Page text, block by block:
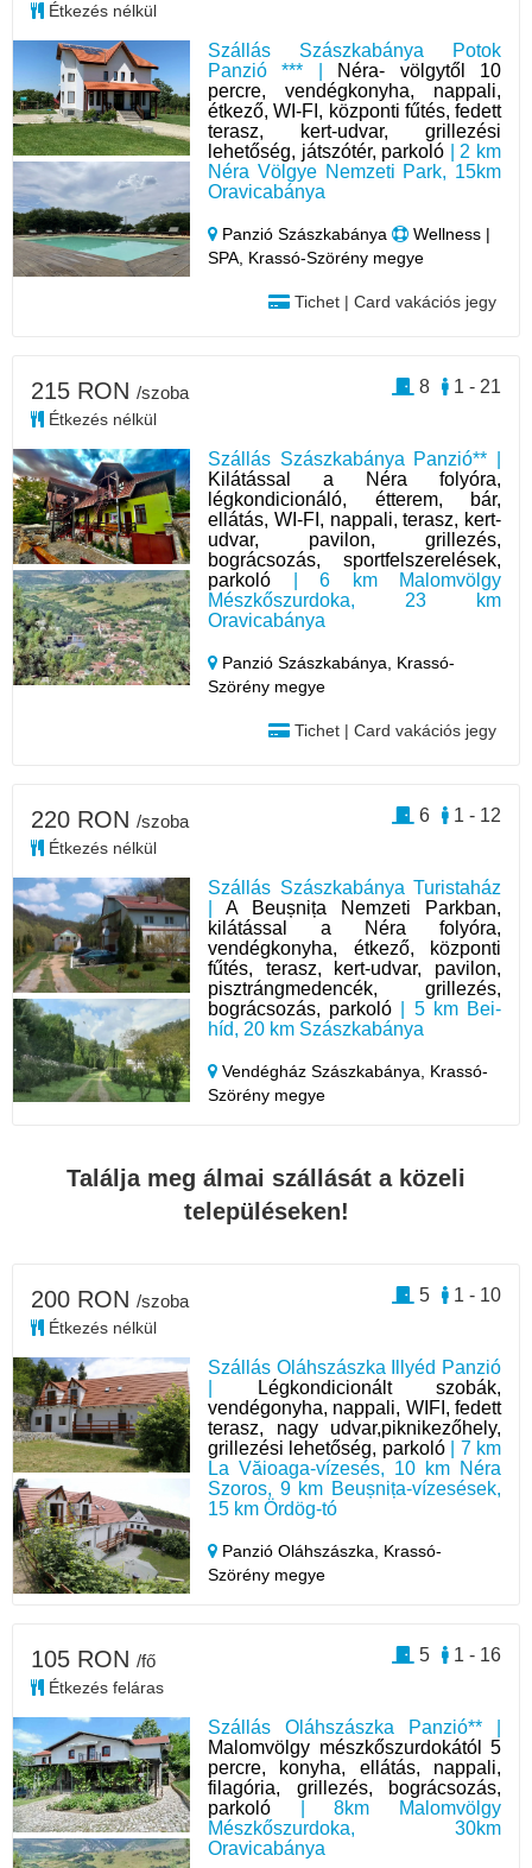
Szállás Szászkabánya Potok
Panzió *** |
Néra- völgytől 10
percre, vendégkonyha, nappali,
étkező, WI-FI, központi fűtés, fedett
terasz, kert-udvar, grillezési
lehetőség, játszótér, parkoló | 2 km
Néra Völgye Nemzeti Park, 15km
Oravicabánya
Panzió Szászkabánya
Wellness |
SPA, Krassó-Szörény megye
Tichet | Card vakációs jegy
Étkezés nélkül
Szállás Szászkabánya Panzió** |
Kilátással a Néra folyóra,
légkondicionáló, étterem, bár,
ellátás, WI-FI, nappali, terasz, kert-
udvar, pavilon, grillezés,
bográcsozás, sportfelszerelések,
parkoló | 6 km Malomvölgy
Mészkőszurdoka, 23 km
Oravicabánya
Panzió Szászkabánya, Krassó-
Szörény megye
Tichet | Card vakációs jegy
215 RON /szoba
Étkezés nélkül
1 - 21
8
Szállás Szászkabánya Turistaház
|A Beușnița Nemzeti Parkban,
kilátással a Néra folyóra,
vendégkonyha, étkező, központi
fűtés, terasz, kert-udvar, pavilon,
pisztrángmedencék, grillezés,
bográcsozás, parkoló | 5 km Bei-
híd, 20 km Szászkabánya
Vendégház Szászkabánya, Krassó-
Szörény megye
220 RON /szoba
Étkezés nélkül
1 - 12
6
Találja meg álmai szállását a közeli
településeken!
Szállás Oláhszászka Illyéd Panzió
Légkondicionált szobák,
vendégonyha, nappali, WIFI, fedett
terasz, nagy udvar,piknikezőhely,
grillezési lehetőség, parkoló| 7 km
La Văioaga-vízesés, 10 km Néra
Szoros, 9 km Beușnița-vízesések,
15 km Ördög-tó
Panzió Oláhszászka, Krassó-
Szörény megye
200 RON /szoba
Étkezés nélkül
1 - 10
5
Szállás Oláhszászka Panzió** |
Malomvölgy mészkőszurdokától 5
percre, konyha, ellátás, nappali,
filagória, grillezés, bográcsozás,
parkoló | 8km Malomvölgy
Mészkőszurdoka, 30km
Oravicabánya
105 RON /fő
Étkezés feláras
1 - 16
5